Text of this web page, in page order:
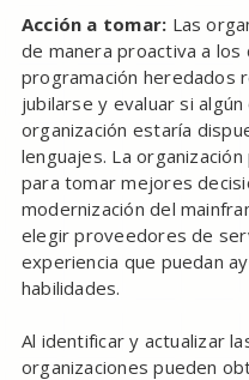
Acción a tomar: Las
de manera proactiva a
programación heredados
jubilarse y evaluar si
organización estaría
lenguajes. La
para tomar mejores
modernización del
elegir proveedores de
experiencia que puedan
habilidades.
Al identificar y actualizar
organizaciones pueden